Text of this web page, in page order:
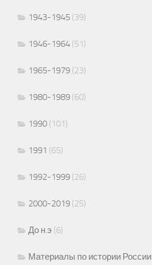
1943-1945 (39)
1946-1964 (51)
1965-1979 (23)
1980-1989 (60)
1990 (101)
1991 (65)
1992-1999 (26)
2000-2019 (25)
До н.э (6)
Материалы по истории России